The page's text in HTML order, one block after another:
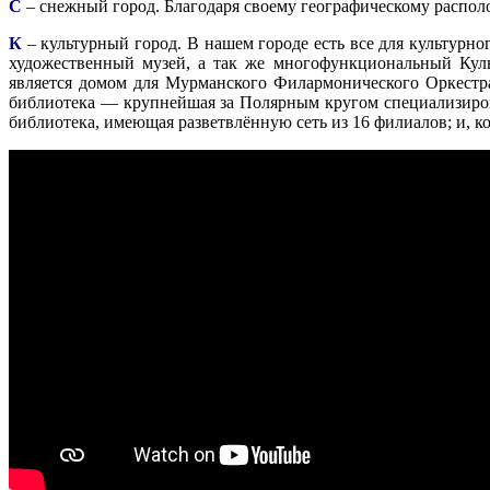
С – снежный город. Благодаря своему географическому
К – культурный город. В нашем городе есть все для
художественный музей, а так же многофункциональный
является домом для Мурманского Филармонического
библиотека — крупнейшая за Полярным кругом
библиотека, имеющая разветвлённую сеть из 16 филиалов; и,